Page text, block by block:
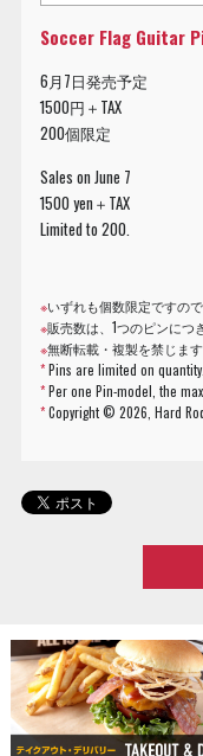
Soccer Flag Guitar
6月7日発売予定
1500円＋TAX
200個限定
Sales on June 7
1500 yen＋TAX
Limited to 200.
※いずれも個数限定ですの
※販売数は、1つのピンにつ
※無断転載・複製を禁じます
*Pins are limited on
*Per one Pin-model, the
*Copyright ©2026, Hard